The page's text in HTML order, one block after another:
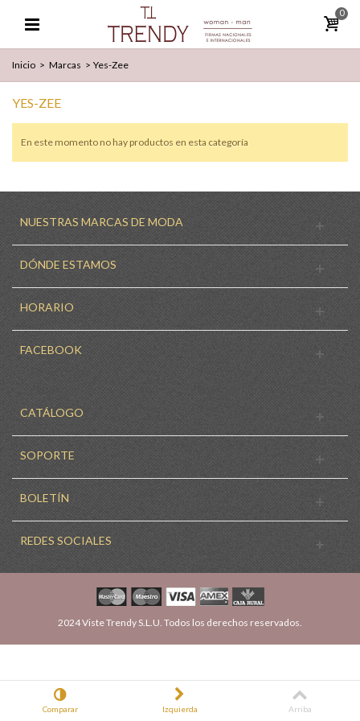
0
Inicio > Marcas > Yes-Zee
YES-ZEE
En este momento no hay productos en esta categoría
NUESTRAS MARCAS DE MODA
DÓNDE ESTAMOS
HORARIO
FACEBOOK
CATÁLOGO
SOPORTE
BOLETÍN
REDES SOCIALES
2024 Viste Trendy S.L.U. Todos los derechos reservados.
Comparar Izquierda Arriba